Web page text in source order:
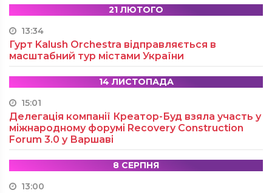
21 ЛЮТОГО
13:34
Гурт Kalush Orchestra відправляється в
масштабний тур містами України
14 ЛИСТОПАДА
15:01
Делегація компанії Креатор-Буд взяла участь у
міжнародному форумі Recovery Construction
Forum 3.0 у Варшаві
8 СЕРПНЯ
13:00